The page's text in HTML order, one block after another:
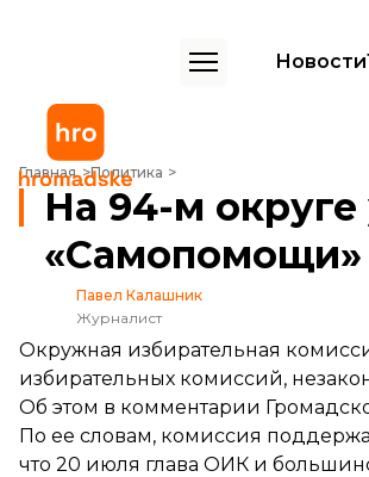
Новости
Главная Политика
На 94-м округе удовлетворили требование
На 94-м
«Самопомощи»
Павел Калашник
Журналист
Окружная избирательная
избирательных комиссий,
Об этом в комментарии
По ее словам, комиссия
что 20 июля глава ОИК и